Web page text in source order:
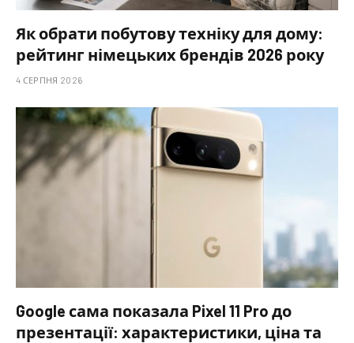
Як обрати побутову техніку для дому:
рейтинг німецьких брендів 2026 року
4 СЕРПНЯ 2026
Google сама показала Pixel 11 Pro до
презентації: характеристики, ціна та